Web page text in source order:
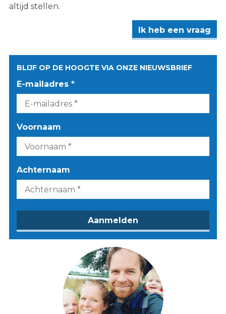
altijd stellen.
Ik heb een vraag
BLIJF OP DE HOOGTE VIA ONZE NIEUWSBRIEF
E-mailadres *
Voornaam
Achternaam